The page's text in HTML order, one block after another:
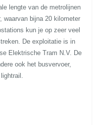
lengte van de metrolijnen
waarvan bijna 20 kilometer
kun je op zeer veel
De exploitatie is in
Elektrische Tram N.V. De
ook het busvervoer,